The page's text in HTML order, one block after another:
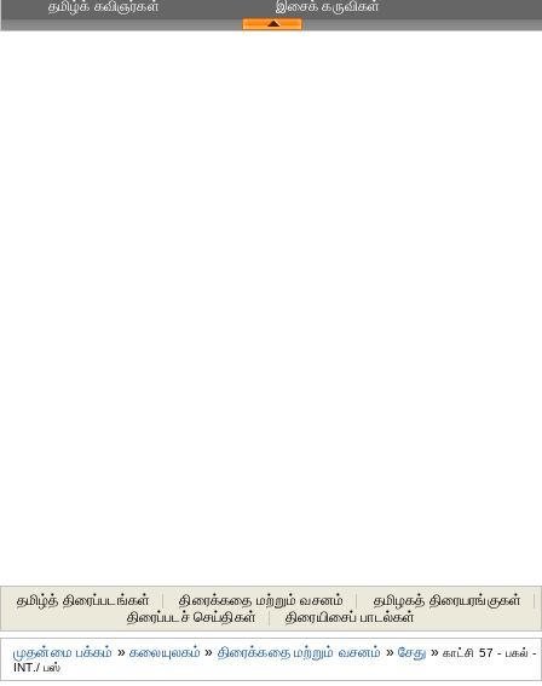
தமிழ்க் கவிஞர்கள் இசைக் கருவிகள்
தமிழ்த் திரைப்படங்கள் திரைக்கதை மற்றும் வசனம் தமிழகத் திரையரங்குகள்
திரைப்படச் செய்திகள்
திரையிசைப் பாடல்கள்
முதன்மை பக்கம் »கலையுலகம் » திரைக்கதை மற்றும் வசனம் »சேது » காட்சி 57 - பகல் -
INT./ பஸ்